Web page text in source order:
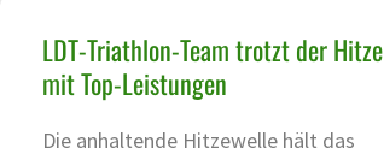
LDT-Triathlon-Team trotzt der Hitze
mit Top-Leistungen
Die anhaltende Hitzewelle hält das